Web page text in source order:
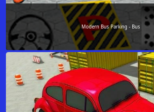
Modern Bus Parking - Bus